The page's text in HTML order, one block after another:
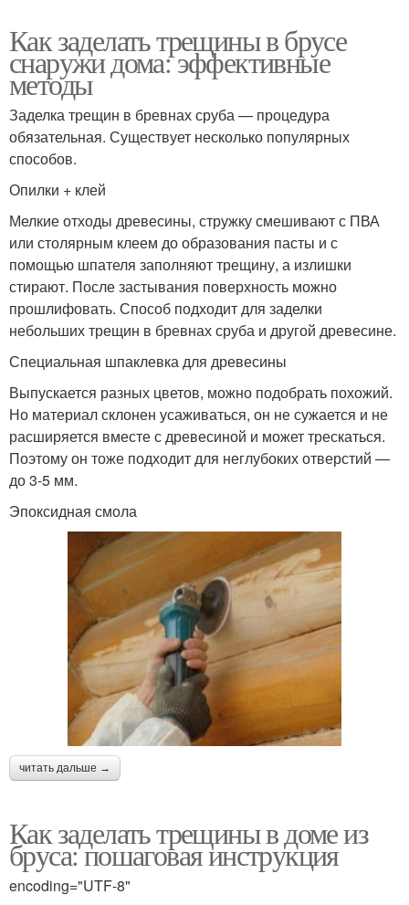
Как заделать трещины в брусе
снаружи дома: эффективные
методы
Заделка трещин в бревнах сруба — процедура
обязательная. Существует несколько популярных
способов.
Опилки + клей
Мелкие отходы древесины, стружку смешивают с ПВА
или столярным клеем до образования пасты и с
помощью шпателя заполняют трещину, а излишки
стирают. После застывания поверхность можно
прошлифовать. Способ подходит для заделки
небольших трещин в бревнах сруба и другой древесине.
Специальная шпаклевка для древесины
Выпускается разных цветов, можно подобрать похожий.
Но материал склонен усаживаться, он не сужается и не
расширяется вместе с древесиной и может трескаться.
Поэтому он тоже подходит для неглубоких отверстий —
до 3-5 мм.
Эпоксидная смола
читать дальше →
Как заделать трещины в доме из
бруса: пошаговая инструкция
encoding="UTF-8"